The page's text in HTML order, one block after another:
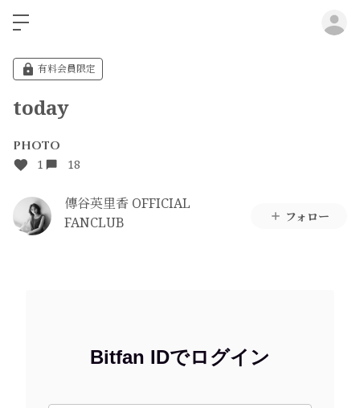
有料会員限定
today
PHOTO
1
18
傳谷英里香 OFFICIAL
FANCLUB
フォロー
Bitfan IDでログイン